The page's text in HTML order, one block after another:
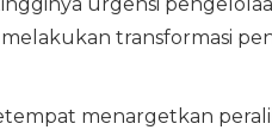
melakukan transformasi
menargetkan